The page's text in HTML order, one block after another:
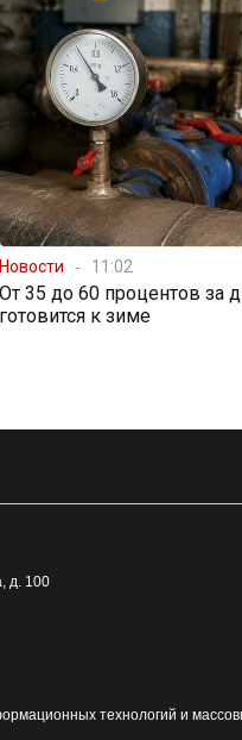
Новости 11:02
От 35 до 60 процентов за
готовится к зиме
д. 100
технологий и